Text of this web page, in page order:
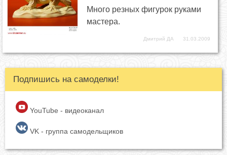
Много резных фигурок руками
мастера.
Дмитрий ДА 31.03.2009
Подпишись на самоделки!
YouTube - видеоканал
VK - группа самодельщиков